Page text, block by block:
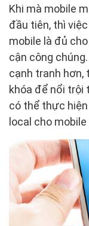
Khi mà mobile
đầu tiên, thì
mobile là đủ
cận công
cạnh tranh hơn,
khóa để nổi trội
có thể thực
local cho